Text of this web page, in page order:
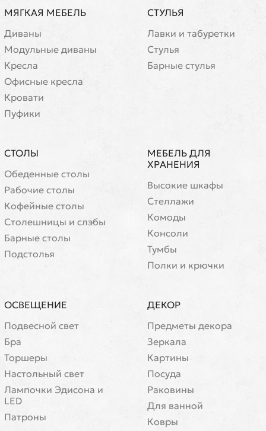
МЯГКАЯ МЕБЕЛЬ
Диваны
Модульные диваны
Кресла
Офисные кресла
Кровати
Пуфики
СТУЛЬЯ
Лавки и табуретки
Стулья
Барные стулья
СТОЛЫ
Обеденные столы
Рабочие столы
Кофейные столы
Cтолешницы и слэбы
Барные столы
Подстолья
МЕБЕЛЬ ДЛЯ
ХРАНЕНИЯ
Высокие шкафы
Стеллажи
Комоды
Консоли
Тумбы
Полки и крючки
ОСВЕЩЕНИЕ
Подвесной свет
Бра
Торшеры
Настольный свет
Лампочки Эдисона и
LED
Патроны
ДЕКОР
Предметы декора
Зеркала
Картины
Посуда
Раковины
Для ванной
Ковры